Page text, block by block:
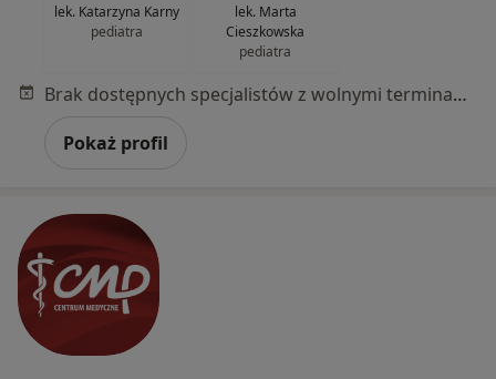
lek. Katarzyna Karny
pediatra
lek. Marta
Cieszkowska
pediatra
Brak dostępnych specjalistów z wolnymi terminami w tym centrum medycznym.
Pokaż profil